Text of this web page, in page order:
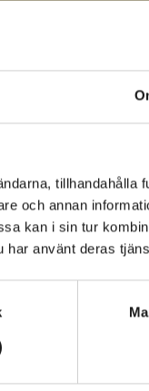
tillhandahålla
och annan
kan i sin tur
har använt deras
erbjuder en
stabilitet under
optimerade för